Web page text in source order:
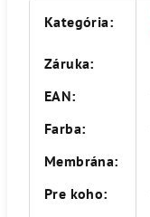
Kategória:
Záruka:
EAN:
Farba:
Membrána:
Pre koho: